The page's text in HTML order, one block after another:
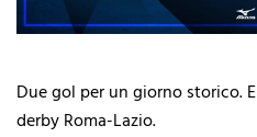
Due gol per un giorno storico.
derby Roma-Lazio.